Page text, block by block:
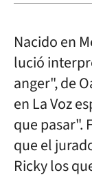
Nacido en
lució
anger", de
en La Voz
que pasar".
que el
Ricky los